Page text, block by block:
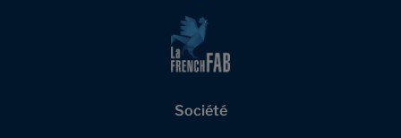
Société